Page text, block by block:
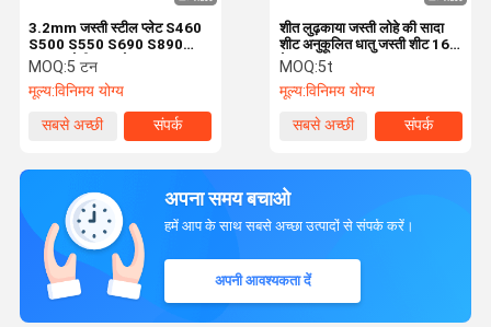
3.2mm जस्ती स्टील प्लेट S460
S500 S550 S690 S890
S960 मोटी धातु प्लेट
MOQ:5 टन
मूल्य:विनिमय योग्य
सबसे अच्छी
संपर्क
शीत लुढ़काया जस्ती लोहे की सादा
शीट अनुकूलित धातु जस्ती शीट 16
गेज
MOQ:5t
मूल्य:विनिमय योग्य
सबसे अच्छी
संपर्क
अपना समय बचाओ
हमें आप के साथ सबसे अच्छा उत्पादों से संपर्क करें।
अपनी आवश्यकता दें